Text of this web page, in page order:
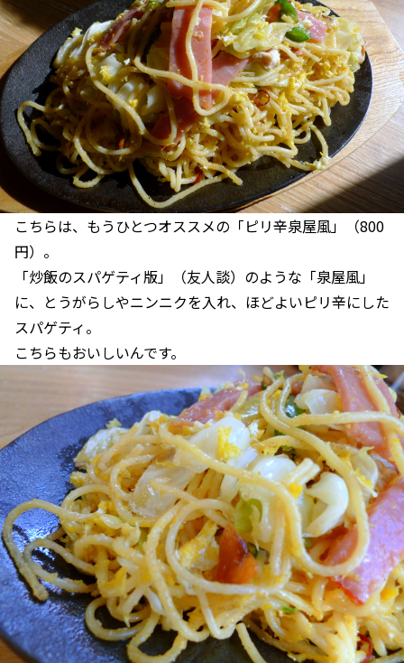
こちらは、もうひとつオススメの「ピリ辛泉屋風」（800
円）。
「炒飯のスパゲティ版」（友人談）のような「泉屋風」
に、とうがらしやニンニクを入れ、ほどよいピリ辛にした
スパゲティ。
こちらもおいしいんです。